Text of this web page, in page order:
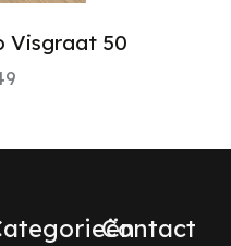
Visgraat 50
Contact